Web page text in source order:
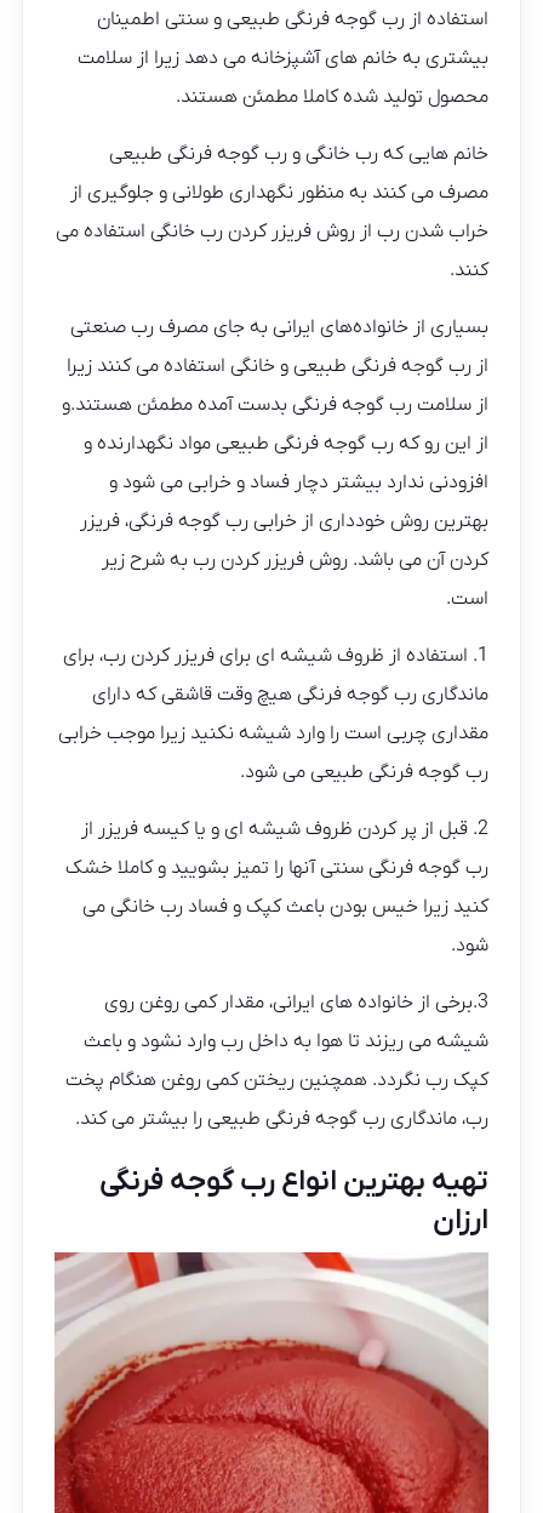
استفاده از رب گوجه فرنگی طبیعی و سنتی اطمینان
بیشتری به خانم های آشپزخانه می دهد زیرا از سلامت
محصول تولید شده کاملا مطمئن هستند.
خانم هایی که رب خانگی و رب گوجه فرنگی طبیعی
مصرف می کنند به منظور نگهداری طولانی و جلوگیری از
خراب شدن رب از روش فریزر کردن رب خانگی استفاده می
کنند.
بسیاری از خانواده‌های ایرانی به جای مصرف رب صنعتی
از رب گوجه فرنگی طبیعی و خانگی استفاده می کنند زیرا
از سلامت رب گوجه فرنگی بدست آمده مطمئن هستند.و
از این رو که رب گوجه فرنگی طبیعی مواد نگهدارنده و
افزودنی ندارد بیشتر دچار فساد و خرابی می شود و
بهترین روش خودداری از خرابی رب گوجه فرنگی، فریزر
کردن آن می باشد. روش فریزر کردن رب به شرح زیر
است.
1. استفاده از ظروف شیشه ای برای فریزر کردن رب، برای
ماندگاری رب گوجه فرنگی هیچ وقت قاشقی که دارای
مقداری چربی است را وارد شیشه نکنید زیرا موجب خرابی
رب گوجه فرنگی طبیعی می شود.
2. قبل از پر کردن ظروف شیشه ای و یا کیسه فریزر از
رب گوجه فرنگی سنتی آنها را تمیز بشویید و کاملا خشک
کنید زیرا خیس بودن باعث کپک و فساد رب خانگی می
شود.
3.برخی از خانواده های ایرانی، مقدار کمی روغن روی
شیشه می ریزند تا هوا به داخل رب وارد نشود و باعث
کپک رب نگردد. همچنین ریختن کمی روغن هنگام پخت
رب، ماندگاری رب گوجه فرنگی طبیعی را بیشتر می کند.
تهیه بهترین انواع رب گوجه فرنگی
ارزان